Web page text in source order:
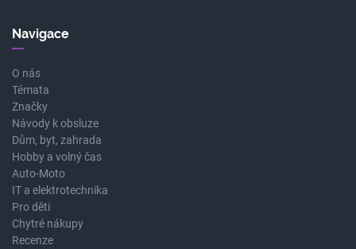
Navigace
O nás
Témata
Značky
Návody k obsluze
Dům, byt, zahrada
Hobby a volný čas
Auto-Moto
IT a elektrotechnika
Pro děti
Chytré nákupy
Recenze